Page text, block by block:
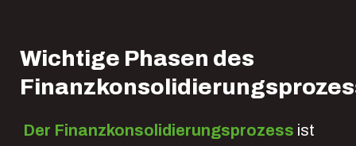
Wichtige Phasen des
Der Finanzkonsolidierungsprozess ist